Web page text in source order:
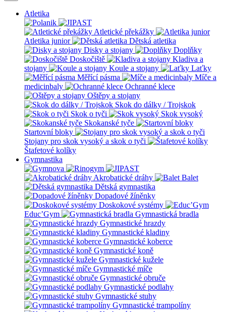
Atletika
Atletické překážky
Atletika junior
Dětská atletika
Disky a stojany
Doplňky
Doskočiště
Kladiva a
stojany
Koule a stojany
Laťky
Měřící pásma
Míče a
medicinbaly
Ochranné klece
Oštěpy a stojany
Skok do dálky / Trojskok
Skok o tyči
Skok vysoký
Skokanské tyče
Startovní bloky
Stojany pro skok vysoký a skok o tyči
Štafetové kolíky
Gymnastika
Akrobatické dráhy
Balet
Dětská gymnastika
Dopadové žíněnky
Doskokové systémy
Educ’Gym
Gymnastická bradla
Gymnastické hrazdy
Gymnastické kladiny
Gymnastické koberce
Gymnastické koně
Gymnastické kužele
Gymnastické míče
Gymnastické obruče
Gymnastické podlahy
Gymnastické stuhy
Gymnastické trampolíny